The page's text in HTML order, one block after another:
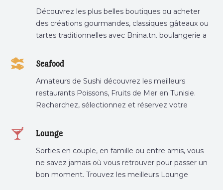
Découvrez les plus belles boutiques ou acheter
des créations gourmandes, classiques gâteaux ou
tartes traditionnelles avec Bnina.tn. boulangerie a
tunis, pâtisserie sousse .
Seafood
Amateurs de Sushi découvrez les meilleurs
restaurants Poissons, Fruits de Mer en Tunisie.
Recherchez, sélectionnez et réservez votre
Lounge
Sorties en couple, en famille ou entre amis, vous
ne savez jamais où vous retrouver pour passer un
bon moment. Trouvez les meilleurs Lounge